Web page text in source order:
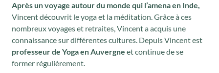
Après un voyage autour du monde qui l’amena en Inde,
Vincent découvrit le yoga et la méditation. Grâce à ces
nombreux voyages et retraites, Vincent a acquis une
connaissance sur différentes cultures. Depuis Vincent est
professeur de Yoga en Auvergne et continue de se
former régulièrement.